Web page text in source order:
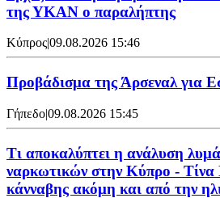
της ΥΚΑΝ ο παραλήπτης
Κύπρος|09.08.2026 15:46
Προβάδισμα της Άρσεναλ για
Γήπεδο|09.08.2026 15:45
Τι αποκαλύπτει η ανάλυση
ναρκωτικών στην Κύπρο -
κάνναβης ακόμη και από την